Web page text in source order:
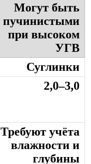
Могут быть
пучинистыми
при высоком
УГВ
Суглинки
2,0–3,0
Требуют учёта
влажности и
глубины